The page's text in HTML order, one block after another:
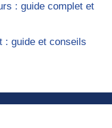
: guide complet et
: guide et conseils